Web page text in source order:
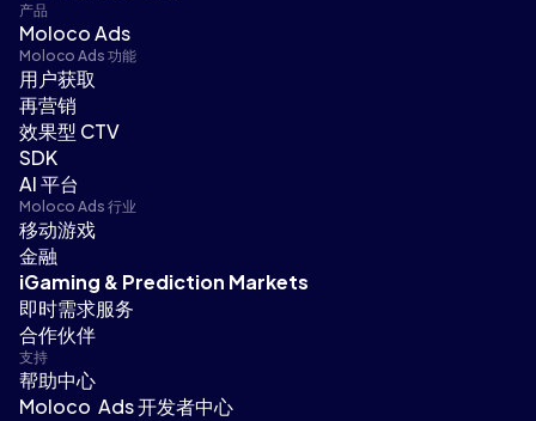
产品
Moloco Ads
Moloco Ads 功能
用户获取
再营销
效果型 CTV
SDK
AI 平台
Moloco Ads 行业
移动游戏
金融
iGaming & Prediction Markets
即时需求服务
合作伙伴
支持
帮助中心
Moloco Ads 开发者中心